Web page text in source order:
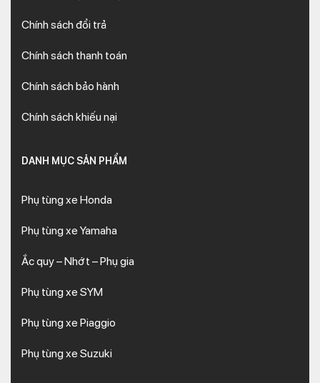
Chính sách đổi trả
Chính sách thanh toán
Chính sách bảo hành
Chính sách khiếu nại
DANH MỤC SẢN PHẨM
Phụ tùng xe Honda
Phụ tùng xe Yamaha
Ắc quy – Nhớt – Phụ gia
Phụ tùng xe SYM
Phụ tùng xe Piaggio
Phụ tùng xe Suzuki